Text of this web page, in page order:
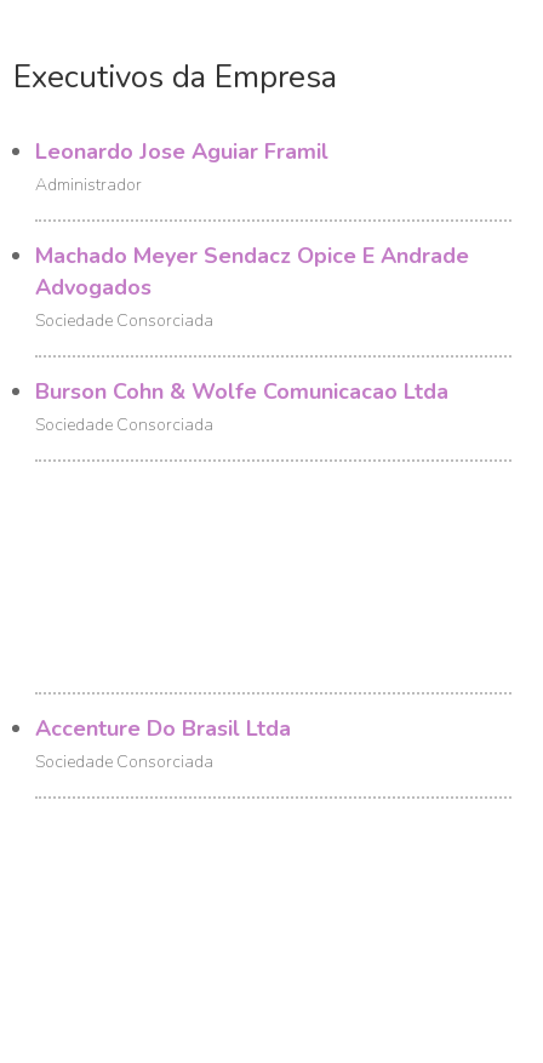
Executivos da Empresa
Leonardo Jose Aguiar Framil
Administrador
Machado Meyer Sendacz Opice E Andrade
Advogados
Sociedade Consorciada
Burson Cohn & Wolfe Comunicacao Ltda
Sociedade Consorciada
Accenture Do Brasil Ltda
Sociedade Consorciada